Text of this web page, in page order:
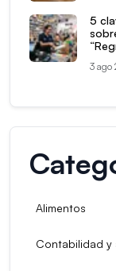
5
3 ago
Alimentos
Contabilidad y